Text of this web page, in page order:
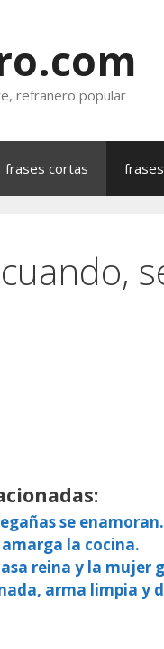
refranero popular
frases cortas
se enamoran.
la cocina.
reina y la mujer
arma limpia y